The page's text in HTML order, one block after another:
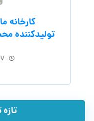
کارخانه
تولیدکننده
۲۷